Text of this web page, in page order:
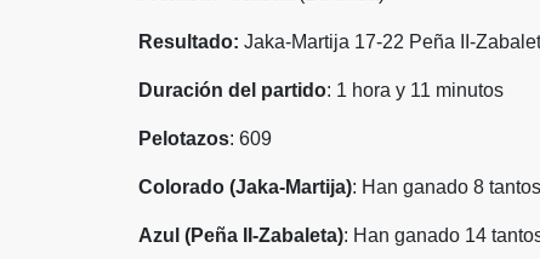
Resultado: Jaka-Martija 17-22 Peña II-
Duración del partido: 1 hora y 11 minutos
Pelotazos: 609
Colorado (Jaka-Martija): Han ganado 8
Azul (Peña II-Zabaleta): Han ganado 14